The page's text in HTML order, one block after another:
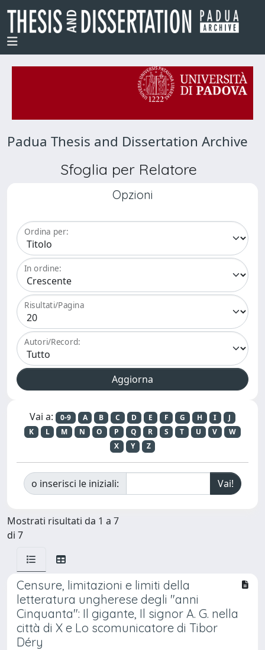
Padua Thesis and Dissertation Archive
Sfoglia per Relatore
Opzioni
Ordina per:
In ordine:
Risultati/Pagina
Autori/Record:
Vai a: 0-9 A B C D E F G H I
J
K
L M N O P Q R S T U V
W
X
Y Z
o inserisci le iniziali:
Mostrati risultati da 1 a 7
di 7
Censure, limitazioni e limiti della
letteratura ungherese degli "anni
Cinquanta": Il gigante, Il signor A. G. nella
città di X e Lo scomunicatore di Tibor
Déry